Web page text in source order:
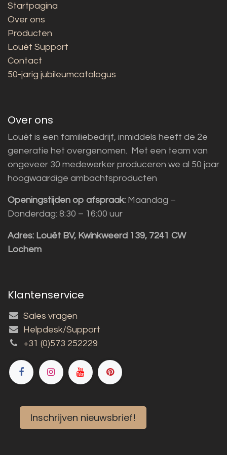
Startpagina
Over ons
Producten
Louët Support
Contact
50-jarig jubileumcatalogus
Over ons
Louët is een familiebedrijf, inmiddels heeft de 2e
generatie het overgenomen. Met een team van
ongeveer 30 medewerker produceren we al 50 jaar
hoogwaardige ambachtsproducten
Openingstijden op afspraak: Maandag –
Donderdag: 8:30 – 16:00 uur
Adres: Louët BV, Kwinkweerd 139, 7241 CW
Lochem
Klantenservice
Sales vragen
Helpdesk/Support
+31 (0)573 252229
Inschrijven nieuwsbrief!